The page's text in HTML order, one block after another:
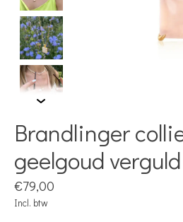
Brandlinger
geelgoud verguld
€79,00
Incl. btw